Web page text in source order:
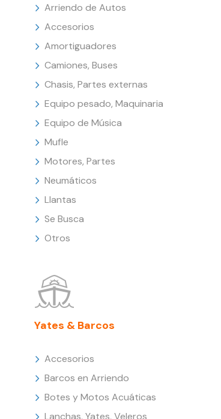
Arriendo de Autos
Accesorios
Amortiguadores
Camiones, Buses
Chasis, Partes externas
Equipo pesado, Maquinaria
Equipo de Música
Mufle
Motores, Partes
Neumáticos
Llantas
Se Busca
Otros
Yates & Barcos
Accesorios
Barcos en Arriendo
Botes y Motos Acuáticas
Lanchas, Yates, Veleros